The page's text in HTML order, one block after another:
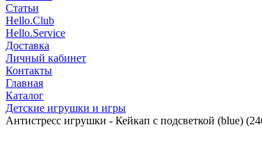
Статьи
Hello.Club
Hello.Service
Доставка
Личный кабинет
Контакты
Главная
Каталог
Детские игрушки и игры
Антистресс игрушки - Кейкап с подсветкой (blue)